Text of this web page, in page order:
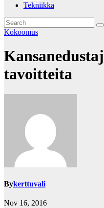
Tekniikka
Kokoomus
tavoitteita
Bykerttuvali
Nov 16, 2016